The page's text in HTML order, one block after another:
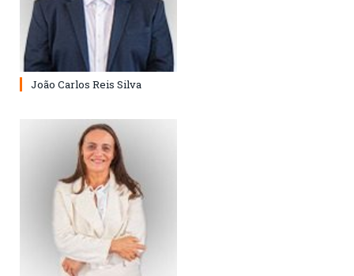
João Carlos Reis Silva